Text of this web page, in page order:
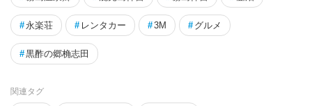
#永楽荘 # レンタカー #3M # グルメ
#黒酢の郷桷志田
関連タグ